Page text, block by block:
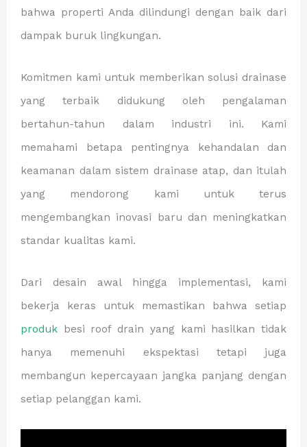
bahwa properti Anda dilindungi dengan baik dari
dampak buruk lingkungan.
Komitmen kami untuk memberikan solusi drainase
yang terbaik didukung oleh pengalaman
bertahun-tahun dalam industri ini. Kami
memahami betapa pentingnya kehandalan dan
keamanan dalam sistem drainase atap, dan itulah
yang mendorong kami untuk terus
mengembangkan inovasi baru dan meningkatkan
standar kualitas kami.
Dari desain awal hingga implementasi, kami
bekerja keras untuk memastikan bahwa setiap
produk besi roof drain yang kami hasilkan tidak
hanya memenuhi ekspektasi tetapi juga
membangun kepercayaan jangka panjang dengan
setiap pelanggan kami.